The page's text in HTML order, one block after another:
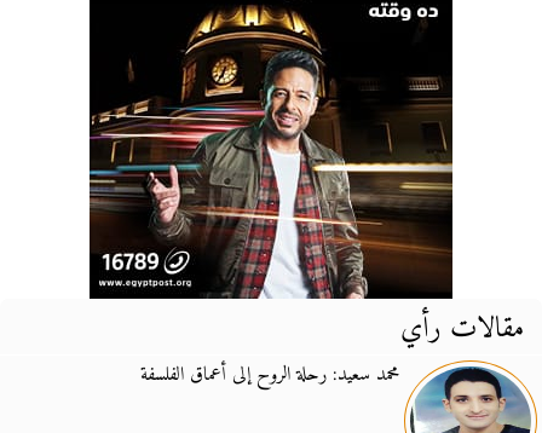
مقالات رأي
محمد سعيد: رحلة الروح إلى أعماق الفلسفة